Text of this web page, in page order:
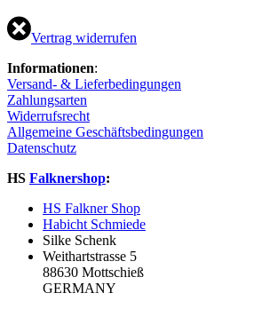
Vertrag widerrufen
Informationen:
Versand- & Lieferbedingungen
Zahlungsarten
Widerrufsrecht
Allgemeine Geschäftsbedingungen
Datenschutz
HS Falknershop:
HS Falkner Shop
Habicht Schmiede
Silke Schenk
Weithartstrasse 5
88630 Mottschieß
GERMANY